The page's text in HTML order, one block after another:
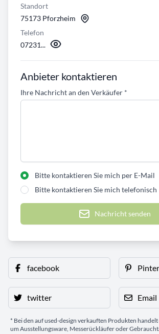
Standort
75173 Pforzheim
Telefon
07231...
Anbieter kontaktieren
Ihre Nachricht an den Verkäufer *
Bitte kontaktieren Sie mich per E-Mail
Bitte kontaktieren Sie mich telefonisch
Nachricht senden
facebook
twitter Email
* Bei den auf used-design verkauften Produkten
um Ausstellungsware, Messerückläufer oder